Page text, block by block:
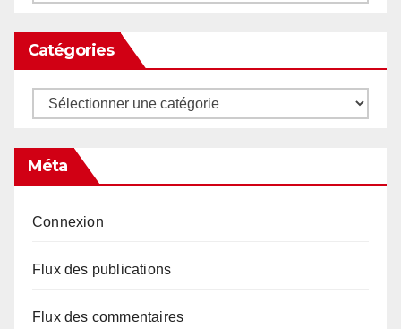
Catégories
Catégories
Méta
Connexion
Flux des publications
Flux des commentaires